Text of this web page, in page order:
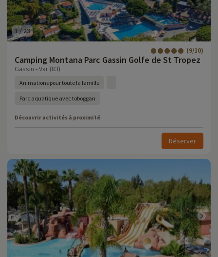
1 /23
Camping Montana Parc Gassin Golfe de St Tropez
(9/10)
Gassin - Var (83)
Animations pour toute la famille
Parc aquatique avec toboggan
Découvrir activités à proximité
Réserver